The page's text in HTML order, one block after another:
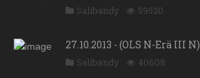
Salibandy 59520
27.10.2013 - (OLS N-Erä III N)
Salibandy 40608